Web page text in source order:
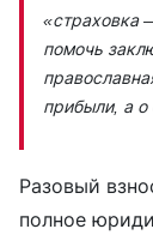
«страховка
помочь
прибыли, а о
Разовый
полное